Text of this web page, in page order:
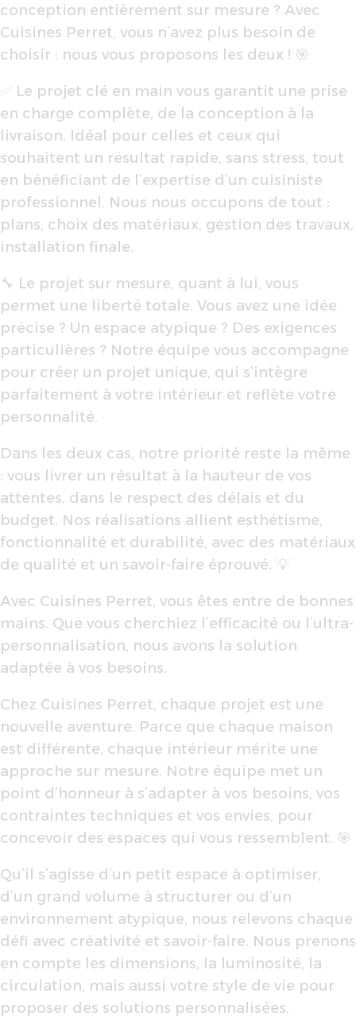
conception entièrement sur mesure ? Avec
Cuisines Perret, vous n’avez plus besoin de
choisir : nous vous proposons les deux ! 🎯
✅ Le projet clé en main vous garantit une prise
en charge complète, de la conception à la
livraison. Idéal pour celles et ceux qui
souhaitent un résultat rapide, sans stress, tout
en bénéficiant de l’expertise d’un cuisiniste
professionnel. Nous nous occupons de tout :
plans, choix des matériaux, gestion des travaux,
installation finale.
🔧 Le projet sur mesure, quant à lui, vous
permet une liberté totale. Vous avez une idée
précise ? Un espace atypique ? Des exigences
particulières ? Notre équipe vous accompagne
pour créer un projet unique, qui s’intègre
parfaitement à votre intérieur et reflète votre
personnalité.
Dans les deux cas, notre priorité reste la même
: vous livrer un résultat à la hauteur de vos
attentes, dans le respect des délais et du
budget. Nos réalisations allient esthétisme,
fonctionnalité et durabilité, avec des matériaux
de qualité et un savoir-faire éprouvé. 💡
Avec Cuisines Perret, vous êtes entre de bonnes
mains. Que vous cherchiez l’efficacité ou l’ultra-
personnalisation, nous avons la solution
adaptée à vos besoins.
Chez Cuisines Perret, chaque projet est une
nouvelle aventure. Parce que chaque maison
est différente, chaque intérieur mérite une
approche sur mesure. Notre équipe met un
point d’honneur à s’adapter à vos besoins, vos
contraintes techniques et vos envies, pour
concevoir des espaces qui vous ressemblent. 🎯
Qu’il s’agisse d’un petit espace à optimiser,
d’un grand volume à structurer ou d’un
environnement atypique, nous relevons chaque
défi avec créativité et savoir-faire. Nous prenons
en compte les dimensions, la luminosité, la
circulation, mais aussi votre style de vie pour
proposer des solutions personnalisées,